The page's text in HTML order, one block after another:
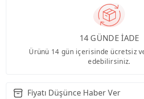
14 GÜNDE İADE
Ürünü 14 gün içerisinde ücretsiz
edebilirsiniz.
Fiyatı Düşünce Haber Ver